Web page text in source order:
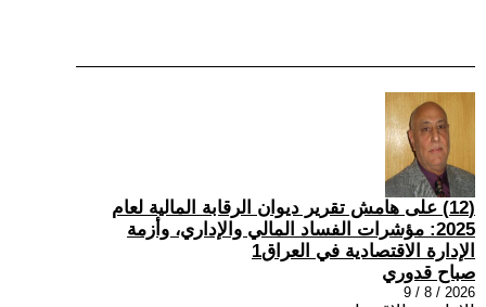
(12) على هامش تقرير ديوان الرقابة المالية لعام
2025: مؤشرات الفساد المالي والإداري، وأزمة
الإدارة الاقتصادية في العراق1
صباح قدوري
2026 / 8 / 9